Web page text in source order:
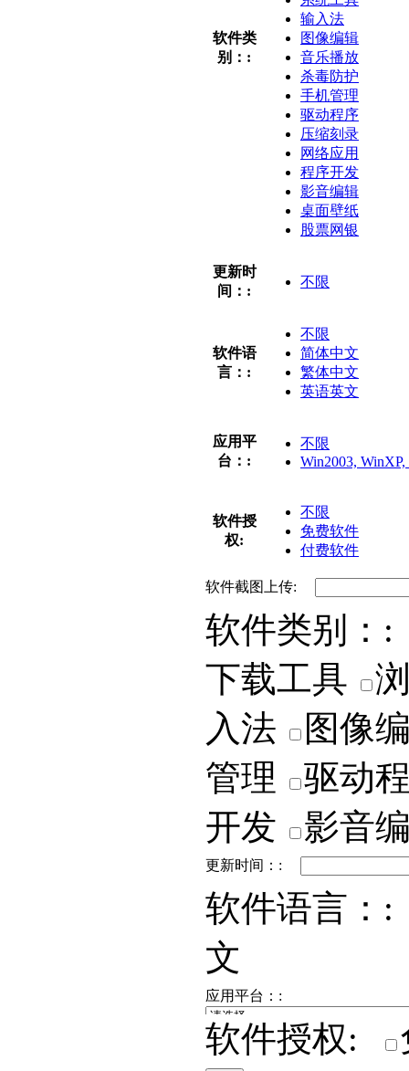
软件类
别：:
输入法
图像编辑
音乐播放
杀毒防护
手机管理
驱动程序
压缩刻录
网络应用
程序开发
影音编辑
桌面壁纸
股票网银
更新时
间：:
不限
软件语
言：:
不限
简体中文
繁体中文
英语英文
应用平
台：:
不限
Win2003,
软件授
权:
不限
免费软件
付费软件
软件截图上传:
软件类别：:
下载工具
入法
图像
管理
驱动
开发
影音
更新时间：:
软件语言：:
文
应用平台：:
软件授权: